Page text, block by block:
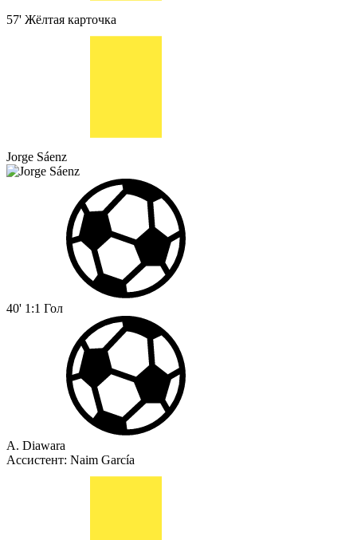
57' Жёлтая карточка
Jorge Sáenz
40' 1:1 Гол
A. Diawara
Ассистент: Naim García